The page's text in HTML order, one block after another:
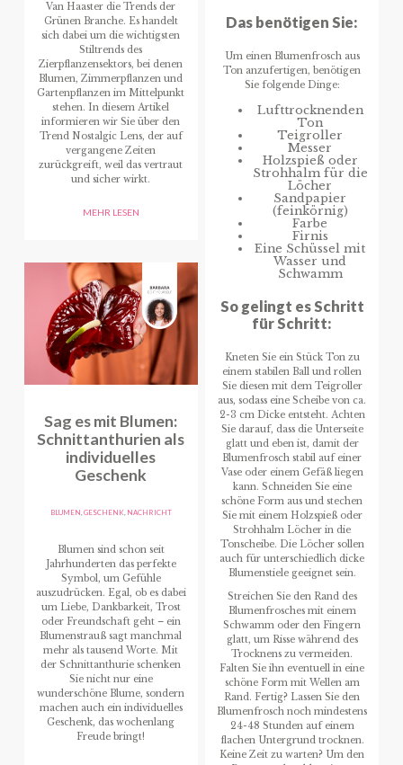
Van Haaster die Trends der
Grünen Branche. Es handelt
sich dabei um die wichtigsten
Stiltrends des
Zierpflanzensektors, bei denen
Blumen, Zimmerpflanzen und
Gartenpflanzen im Mittelpunkt
stehen. In diesem Artikel
informieren wir Sie über den
Trend Nostalgic Lens, der auf
vergangene Zeiten
zurückgreift, weil das vertraut
und sicher wirkt.
MEHR LESEN
Sag es mit Blumen:
Schnittanthurien als
individuelles
Geschenk
BLUMEN,GESCHENK, NACHRICHT
Blumen sind schon seit
Jahrhunderten das perfekte
Symbol, um Gefühle
auszudrücken. Egal, ob es dabei
um Liebe, Dankbarkeit, Trost
oder Freundschaft geht – ein
Blumenstrauß sagt manchmal
mehr als tausend Worte. Mit
der Schnittanthurie schenken
Sie nicht nur eine
wunderschöne Blume, sondern
machen auch ein individuelles
Geschenk, das wochenlang
Freude bringt!
Das benötigen Sie:
Um einen Blumenfrosch aus
Ton anzufertigen, benötigen
Sie folgende Dinge:
Lufttrocknenden
Ton
Teigroller
Messer
Holzspieß oder
Strohhalm für die
Löcher
Sandpapier
(feinkörnig)
Farbe
Firnis
Eine Schüssel mit
Wasser und
Schwamm
So gelingt es Schritt
für Schritt:
Kneten Sie ein Stück Ton zu
einem stabilen Ball und rollen
Sie diesen mit dem Teigroller
aus, sodass eine Scheibe von ca.
2-3 cm Dicke entsteht. Achten
Sie darauf, dass die Unterseite
glatt und eben ist, damit der
Blumenfrosch stabil auf einer
Vase oder einem Gefäß liegen
kann. Schneiden Sie eine
schöne Form aus und stechen
Sie mit einem Holzspieß oder
Strohhalm Löcher in die
Tonscheibe. Die Löcher sollen
auch für unterschiedlich dicke
Blumenstiele geeignet sein.
Streichen Sie den Rand des
Blumenfrosches mit einem
Schwamm oder den Fingern
glatt, um Risse während des
Trocknens zu vermeiden.
Falten Sie ihn eventuell in eine
schöne Form mit Wellen am
Rand. Fertig? Lassen Sie den
Blumenfrosch noch mindestens
24-48 Stunden auf einem
flachen Untergrund trocknen.
Keine Zeit zu warten? Um den